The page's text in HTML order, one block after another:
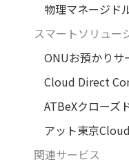
物理マネージド
スマートソリュー
ONUお預かりサ
Cloud Direct
ATBeXクローズ
アット東京
関連サービス